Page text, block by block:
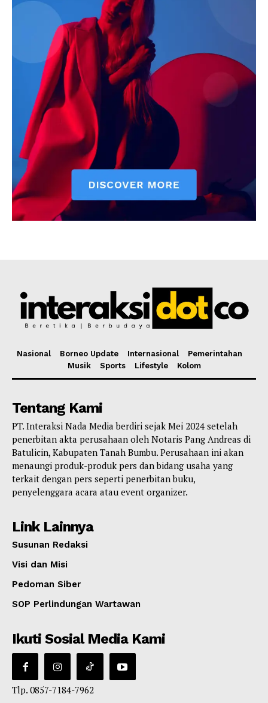
Nasional Borneo Update Internasional
Pemerintahan
Musik
Sports Lifestyle Kolom
Tentang Kami
PT. Interaksi Nada Media berdiri sejak Mei 2024 setelah
penerbitan akta perusahaan oleh Notaris Pang Andreas di
Batulicin, Kabupaten Tanah Bumbu. Perusahaan ini akan
menaungi produk-produk pers dan bidang usaha yang
terkait dengan pers seperti penerbitan buku,
penyelenggara acara atau event organizer.
Link Lainnya
Susunan Redaksi
Visi dan Misi
Pedoman Siber
SOP Perlindungan Wartawan
Ikuti Sosial Media Kami
Tlp. 0857-7184-7962